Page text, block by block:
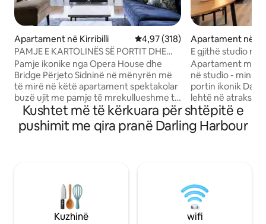
Apartament në Kirribilli Vlerësimi mesatar 4,97 nga 5,
4,97 (318)
PAMJE E KARTOLINËS SË PORTIT DHE
SHTËPISË SË OPERËS NË SIDNEJ
Pamje ikonike nga Opera House dhe
Bridge Përjeto Sidninë në mënyrën më
të mirë në këtë apartament spektakolar
buzë ujit me pamje të mrekullueshme të
Shtëpisë së Operës dhe Urës së Portit.
Kuzhinë moderne, e mobiluar bukur,
sallon elegant dhe një ballkon i bërë për
kalendarin e Airbnb. Parkimi: I kufizuar
në 2 orë. Jo ideale për vizitorët me
NUK është e disponueshme.
Apartament në
E gjithë studio në
me pamje
Apartament
në studio -
portin ikonik
lehtë në
Sheshi Darling e
këmbë deri te
hekurudhë e
(përfshi peshqirët
tualetit) Ballkon
shpejtësi të lartë. Ajër i kondicionuar.
Vendndodhja:
Kushtet më të kërkuara për shtëpitë e
pushimit me qira pranë Darling Harbour
Kuzhinë wifi